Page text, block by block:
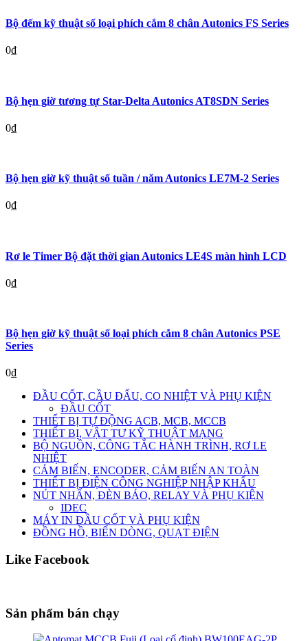
Bộ đếm kỹ thuật số loại phích cắm 8 chân Autonics FS Series
0₫
Bộ hẹn giờ tương tự Star-Delta Autonics AT8SDN Series
0₫
Bộ hẹn giờ kỹ thuật số tuần / năm Autonics LE7M-2 Series
0₫
Rơ le Timer Bộ đặt thời gian Autonics LE4S màn hình LCD
0₫
Bộ hẹn giờ kỹ thuật số loại phích cắm 8 chân Autonics PSE
Series
0₫
ĐẦU CỐT, CẦU ĐẤU, CO NHIỆT VÀ PHỤ KIỆN
ĐẦU CỐT
THIẾT BỊ TỰ ĐỘNG ACB, MCB, MCCB
THIẾT BỊ, VẬT TƯ KỸ THUẬT MẠNG
BỘ NGUỒN, CÔNG TẮC HÀNH TRÌNH, RƠ LE
NHIỆT
CẢM BIẾN, ENCODER, CẢM BIẾN AN TOÀN
THIẾT BỊ ĐIỆN CÔNG NGHIỆP NHẬP KHẨU
NÚT NHẤN, ĐÈN BÁO, RELAY VÀ PHỤ KIỆN
IDEC
MÁY IN ĐẦU CỐT VÀ PHỤ KIỆN
ĐỒNG HỒ, BIẾN DÒNG, QUẠT ĐIỆN
Like Facebook
Sản phẩm bán chạy